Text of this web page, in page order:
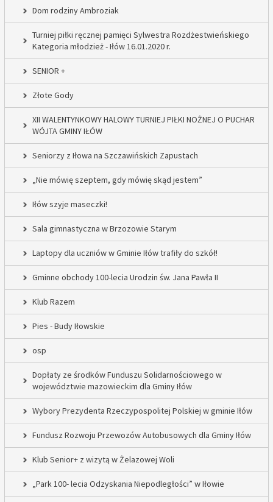
Dom rodziny Ambroziak
Turniej piłki ręcznej pamięci Sylwestra Rozdżestwieńskiego
Kategoria młodzież - Iłów 16.01.2020 r.
SENIOR +
Złote Gody
XII WALENTYNKOWY HALOWY TURNIEJ PIŁKI NOŻNEJ O PUCHAR
WÓJTA GMINY IŁÓW
Seniorzy z Iłowa na Szczawińskich Zapustach
„Nie mówię szeptem, gdy mówię skąd jestem”
Iłów szyje maseczki!
Sala gimnastyczna w Brzozowie Starym
Laptopy dla uczniów w Gminie Iłów trafiły do szkół!
Gminne obchody 100-lecia Urodzin św. Jana Pawła II
Klub Razem
Pies - Budy Iłowskie
osp
Dopłaty ze środków Funduszu Solidarnościowego w
województwie mazowieckim dla Gminy Iłów
Wybory Prezydenta Rzeczypospolitej Polskiej w gminie Iłów
Fundusz Rozwoju Przewozów Autobusowych dla Gminy Iłów
Klub Senior+ z wizytą w Żelazowej Woli
„Park 100- lecia Odzyskania Niepodległości” w Iłowie